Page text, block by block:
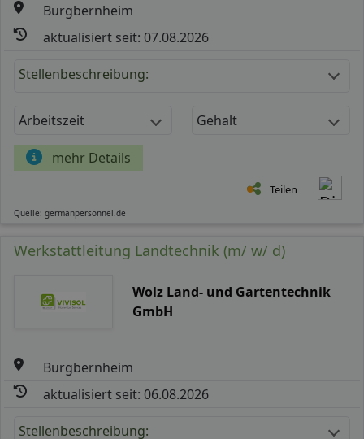
Burgbernheim
aktualisiert seit: 07.08.2026
Stellenbeschreibung:
Arbeitszeit Gehalt
mehr Details
Teilen
Quelle: germanpersonnel.de
Werkstattleitung Landtechnik (m/ w/ d)
Wolz Land- und Gartentechnik
GmbH
Burgbernheim
aktualisiert seit: 06.08.2026
Stellenbeschreibung: